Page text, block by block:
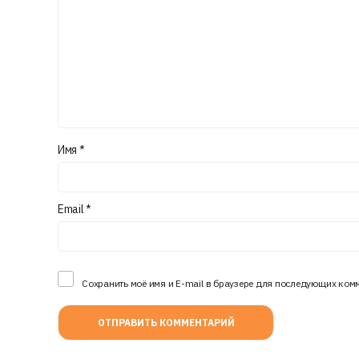
Имя *
Email*
Сохранить моё имя и E-mail в браузере для последующих